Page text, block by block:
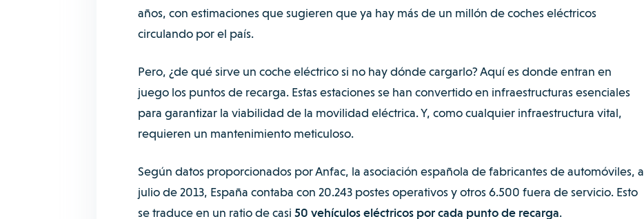
años, con estimaciones que sugieren que ya hay más de un millón de coches eléctricos
circulando por el país.
Pero, ¿de qué sirve un coche eléctrico si no hay dónde cargarlo? Aquí es donde entran en
juego los puntos de recarga. Estas estaciones se han convertido en infraestructuras esenciales
para garantizar la viabilidad de la movilidad eléctrica. Y, como cualquier infraestructura vital,
requieren un mantenimiento meticuloso.
Según datos proporcionados por Anfac, la asociación española de fabricantes de automóviles, a
julio de 2013, España contaba con 20.243 postes operativos y otros 6.500 fuera de servicio. Esto
se traduce en un ratio de casi 50 vehículos eléctricos por cada punto de recarga.